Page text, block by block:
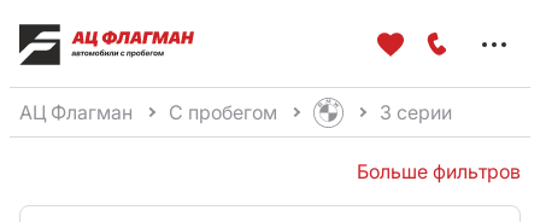
АЦ Флагман С пробегом 3 серии
Больше фильтров